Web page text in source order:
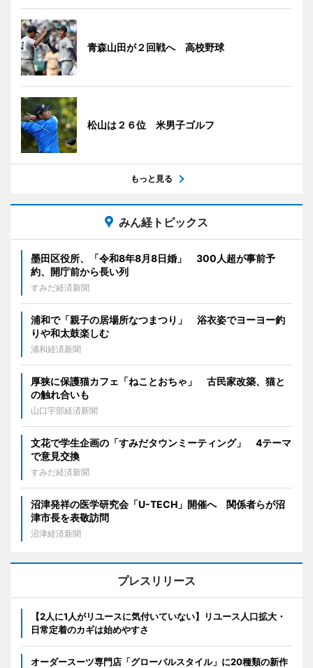
青森山田が２回戦へ 高校野球
松山は２６位 米男子ゴルフ
もっと見る
みん経トピックス
墨田区役所、「令和8年8月8日婚」 300人超が事前予
約、開庁前から長い列
すみだ経済新聞
浦和で「親子の居場所なつまつり」 浴衣姿でヨーヨー釣
りや和太鼓楽しむ
浦和経済新聞
厚狭に保護猫カフェ「ねことおちゃ」 古民家改築、猫と
の触れ合いも
山口宇部経済新聞
文花で学生企画の「すみだタウンミーティング」 4テーマ
で意見交換
すみだ経済新聞
沼津発祥の医学研究会「U-TECH」開催へ 関係者らが沼
津市長を表敬訪問
沼津経済新聞
プレスリリース
【2人に1人がリユースに気付いていない】リユース人口拡大・
日常定着のカギは始めやすさ
オーダースーツ専門店「グローバルスタイル」に20種類の新作